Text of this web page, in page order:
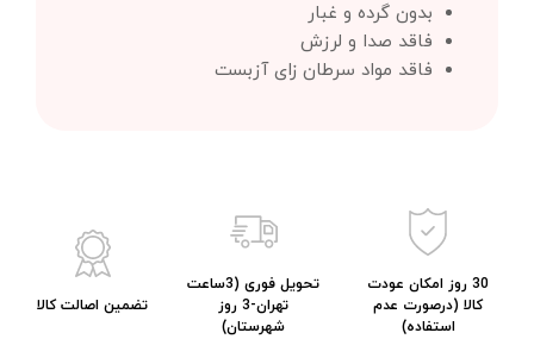
بدون گرده و غبار
فاقد صدا و لرزش
فاقد مواد سرطان زای آزبست
30 روز امکان عودت
کالا (درصورت عدم
استفاده)
تحویل فوری (3ساعت
تهران-3 روز
شهرستان)
تضمین اصالت کالا